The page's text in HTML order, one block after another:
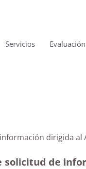
Servicios Evaluación
dirigida
solicitud de